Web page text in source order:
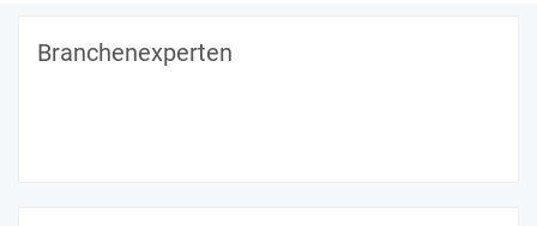
Branchenexperten